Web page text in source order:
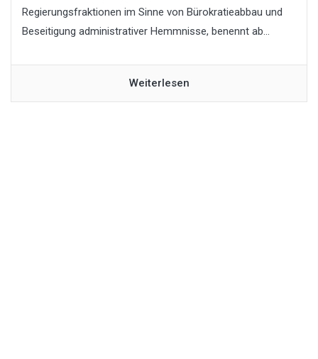
Regierungsfraktionen im Sinne von Bürokratieabbau und
Beseitigung administrativer Hemmnisse, benennt ab...
Weiterlesen